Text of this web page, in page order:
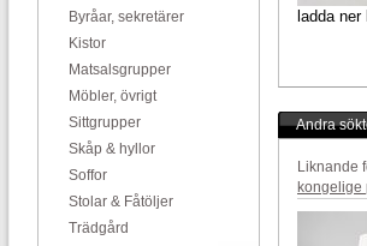
Byråar, sekretärer
Kistor
Matsalsgrupper
Möbler, övrigt
Sittgrupper
Skåp & hyllor
Soffor
Stolar & Fåtöljer
Trädgård
ladda
Andra
Liknande
kongelige